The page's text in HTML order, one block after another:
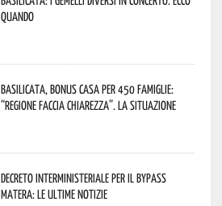
quando
Basilicata, Bonus casa per 450 famiglie:
“Regione faccia chiarezza”. La situazione
Decreto interministeriale per il Bypass
Matera: le ultime notizie